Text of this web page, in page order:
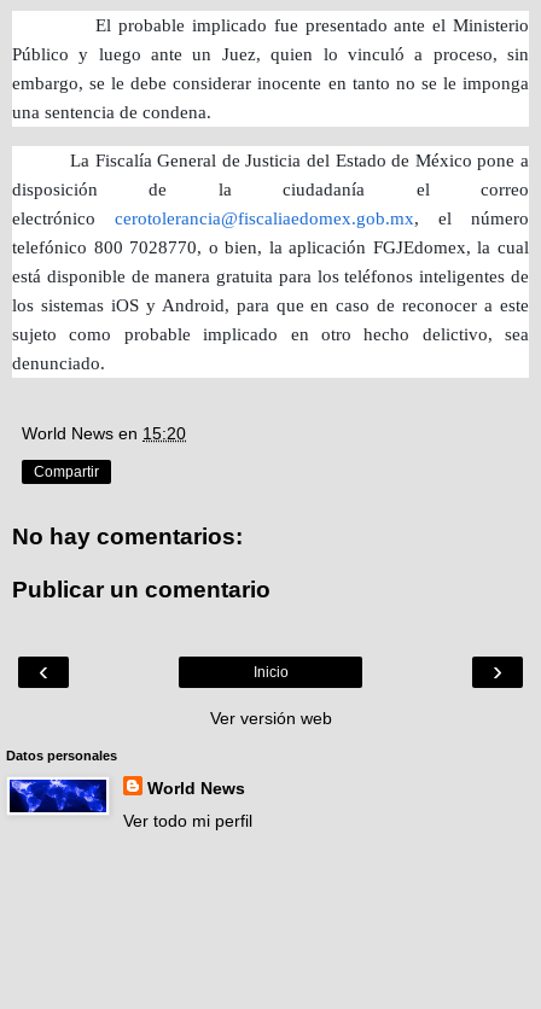
El probable implicado fue presentado ante el Ministerio
Público y luego ante un Juez, quien lo vinculó a proceso, sin
embargo, se le debe considerar inocente en tanto no se le imponga
una sentencia de condena.
La Fiscalía General de Justicia del Estado de México pone a
disposición de la ciudadanía el correo
electrónico cerotolerancia@fiscaliaedomex.gob.mx, el número
telefónico 800 7028770, o bien, la aplicación FGJEdomex, la cual
está disponible de manera gratuita para los teléfonos inteligentes de
los sistemas iOS y Android, para que en caso de reconocer a este
sujeto como probable implicado en otro hecho delictivo, sea
denunciado.
World News en 15:20
Compartir
No hay comentarios:
Publicar un comentario
‹ ›
Inicio
Ver versión web
Datos personales
World News
Ver todo mi perfil